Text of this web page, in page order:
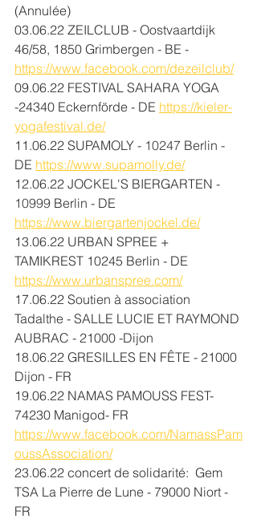
(Annulée)
03.06.22 ZEILCLUB - Oostvaartdijk
46/58, 1850 Grimbergen - BE -
https://www.facebook.com/dezeilclub/
09.06.22 FESTIVAL SAHARA YOGA
-24340 Eckernförde - DE https://kieler-
yogafestival.de/
11.06.22 SUPAMOLY - 10247 Berlin -
DE https://www.supamolly.de/
12.06.22 JOCKEL'S BIERGARTEN -
10999 Berlin - DE
https://www.biergartenjockel.de/
13.06.22 URBAN SPREE +
TAMIKREST 10245 Berlin - DE
https://www.urbanspree.com/
17.06.22 Soutien à association
Tadalthe - SALLE LUCIE ET RAYMOND
AUBRAC - 21000 -Dijon
18.06.22 GRESILLES EN FÊTE - 21000
Dijon - FR
19.06.22 NAMAS PAMOUSS FEST-
74230 Manigod- FR
https://www.facebook.com/NamassPam
oussAssociation/
23.06.22 concert de solidarité:  Gem
TSA La Pierre de Lune - 79000 Niort -
FR